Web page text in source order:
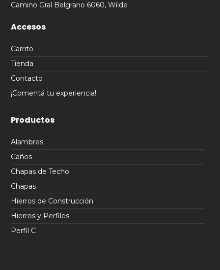
Camino Gral Belgrano 6060, Wilde
Accesos
Carrito
Tienda
Contacto
¡Comentá tu experiencia!
Productos
Alambres
Caños
Chapas de Techo
Chapas
Hierros de Construcción
Hierros y Perfiles
Perfil C